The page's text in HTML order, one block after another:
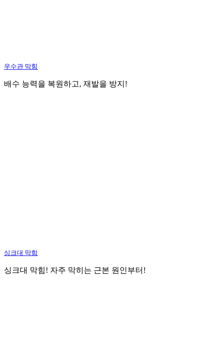
우수관 막힘
배수 능력을 복원하고, 재발을 방지!
싱크대 막힘
싱크대 막힘! 자주 막히는 근본 원인부터!